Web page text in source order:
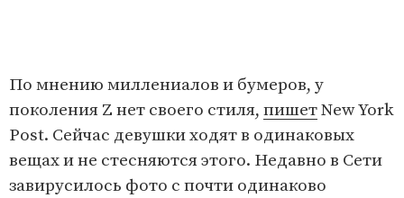
По мнению миллениалов и бумеров, у
поколения Z нет своего стиля, пишетNew York
Post. Сейчас девушки ходят в одинаковых
вещах и не стесняются этого. Недавно в Сети
завирусилось фото с почти одинаково